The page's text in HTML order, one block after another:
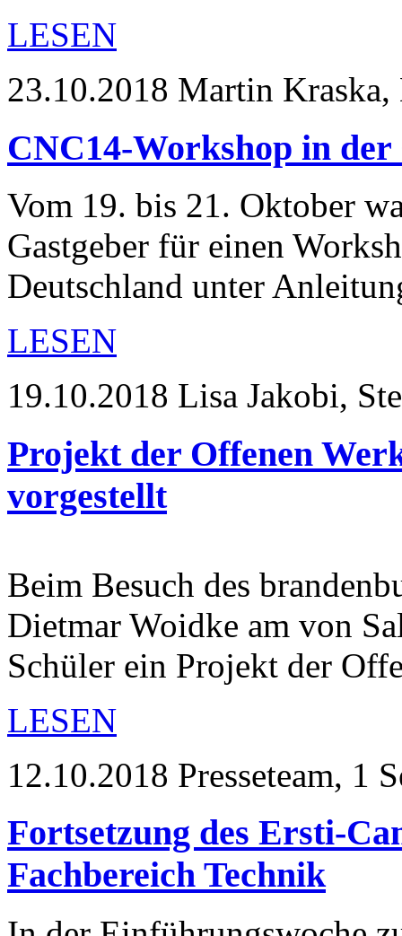
LESEN
23.10.2018 Martin Kraska,
CNC14-Workshop in
Vom 19. bis 21. Oktober
Gastgeber für einen
Deutschland unter
LESEN
19.10.2018 Lisa Jakobi,
Projekt der Offenen
vorgestellt
Beim Besuch des
Dietmar Woidke am von
Schüler ein Projekt der
LESEN
12.10.2018 Presseteam, 1
Fortsetzung des Ersti-
Fachbereich Technik